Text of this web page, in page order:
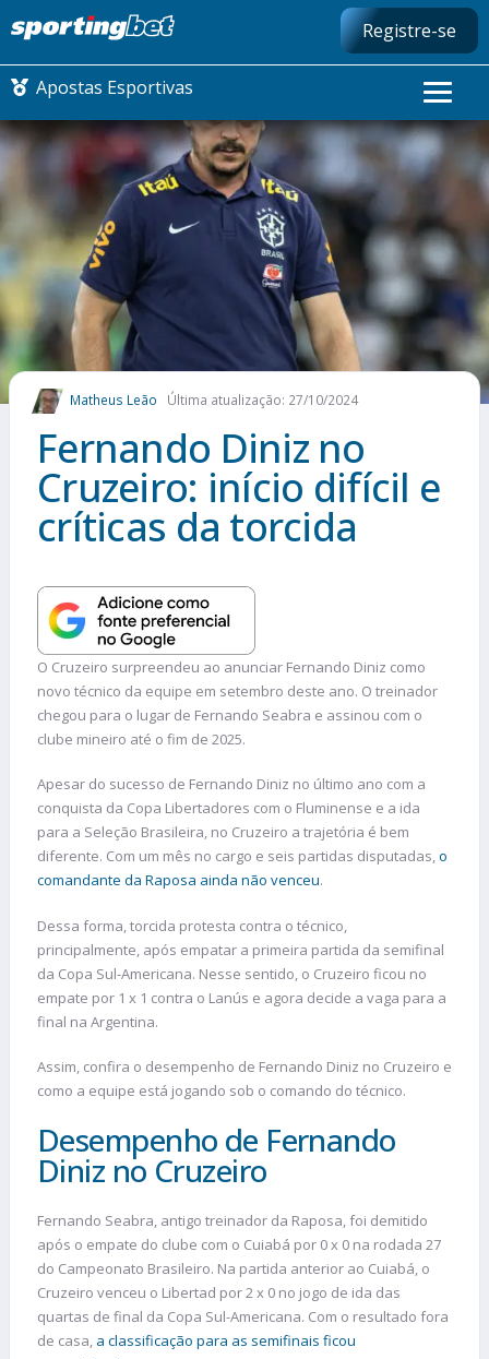
Registre-se
Apostas Esportivas
CONMEBOL LIBERTADORES
FUTEBOL NACIONAL
FUTEBOL INTERNACIONAL
COMO APOSTAR
MAIS ESPORTES
Matheus Leão Última atualização: 27/10/2024
Fernando Diniz no
Cruzeiro: início difícil e
críticas da torcida
O Cruzeiro surpreendeu ao anunciar Fernando Diniz como
novo técnico da equipe em setembro deste ano. O treinador
chegou para o lugar de Fernando Seabra e assinou com o
clube mineiro até o fim de 2025.
Apesar do sucesso de Fernando Diniz no último ano com a
conquista da Copa Libertadores com o Fluminense e a ida
para a Seleção Brasileira, no Cruzeiro a trajetória é bem
diferente. Com um mês no cargo e seis partidas disputadas,o
comandante da Raposa ainda não venceu.
Dessa forma, torcida protesta contra o técnico,
principalmente, após empatar a primeira partida da semifinal
da Copa Sul-Americana. Nesse sentido, o Cruzeiro ficou no
empate por 1 x 1 contra o Lanús e agora decide a vaga para a
final na Argentina.
Assim, confira o desempenho de Fernando Diniz no Cruzeiro e
como a equipe está jogando sob o comando do técnico.
Desempenho de Fernando
Diniz no Cruzeiro
Fernando Seabra, antigo treinador da Raposa, foi demitido
após o empate do clube com o Cuiabá por 0 x 0 na rodada 27
do Campeonato Brasileiro. Na partida anterior ao Cuiabá, o
Cruzeiro venceu o Libertad por 2 x 0 no jogo de ida das
quartas de final da Copa Sul-Americana. Com o resultado fora
de casa, a classificação para as semifinais ficou